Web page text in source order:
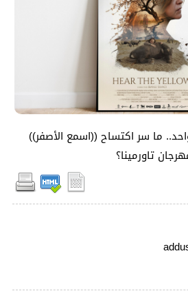
واحد.. ما سر اكتساح ((اسمع الأصفر))
تاورمينا؟